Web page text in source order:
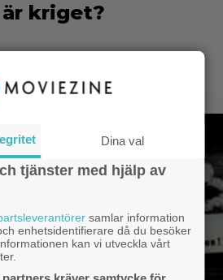
kriget?
Dina val
tjänster med hjälp av
samlar information
enhetsidentifierare då du besöker
kan vi utveckla vårt